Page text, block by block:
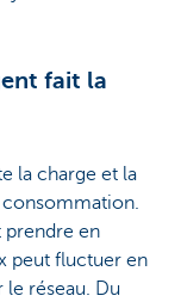
fait la
la charge et la
prendre en
peut fluctuer en
réseau. Du